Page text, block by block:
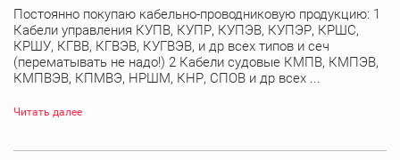
Постоянно покупаю кабельно-проводниковую продукцию: 1
Кабели управления КУПВ, КУПР, КУПЭВ, КУПЭР, КРШС,
КРШУ, КГВВ, КГВЭВ, КУГВЭВ, и др всех типов и сеч
(перематывать не надо!) 2 Кабели судовые КМПВ, КМПЭВ,
КМПВЭВ, КПМВЭ, НРШМ, КНР, СПОВ и др всех ...
Читать далее